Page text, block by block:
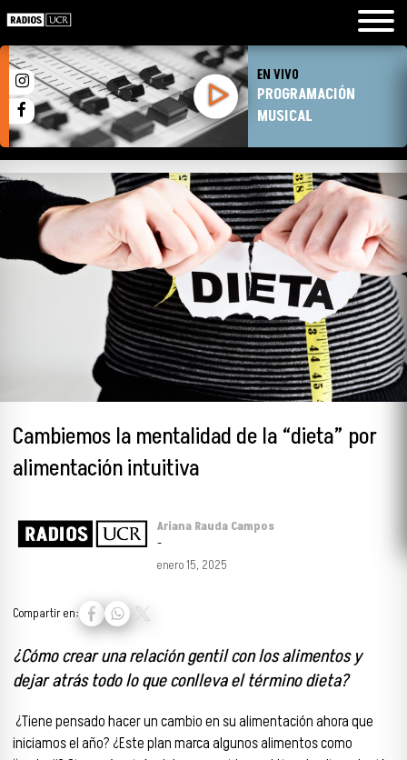
EN VIVO
PROGRAMACIÓN
MUSICAL
Cambiemos la mentalidad de la “dieta” por
alimentación intuitiva
Ariana Rauda Campos
-
enero 15, 2025
Compartir en:
¿Cómo crear una relación gentil con los alimentos y
dejar atrás todo lo que conlleva el término dieta?
¿Tiene pensado hacer un cambio en su alimentación ahora que
iniciamos el año? ¿Este plan marca algunos alimentos como